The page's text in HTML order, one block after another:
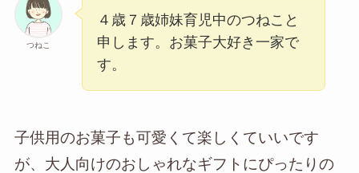
つねこ
４歳７歳姉妹育児中のつねこと
申します。お菓子大好き一家で
す。
子供用のお菓子も可愛くて楽しくていいです
が、大人向けのおしゃれなギフトにぴったりの